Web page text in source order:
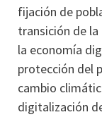
fijación de
transición de
la economía
protección del
cambio
digitalización